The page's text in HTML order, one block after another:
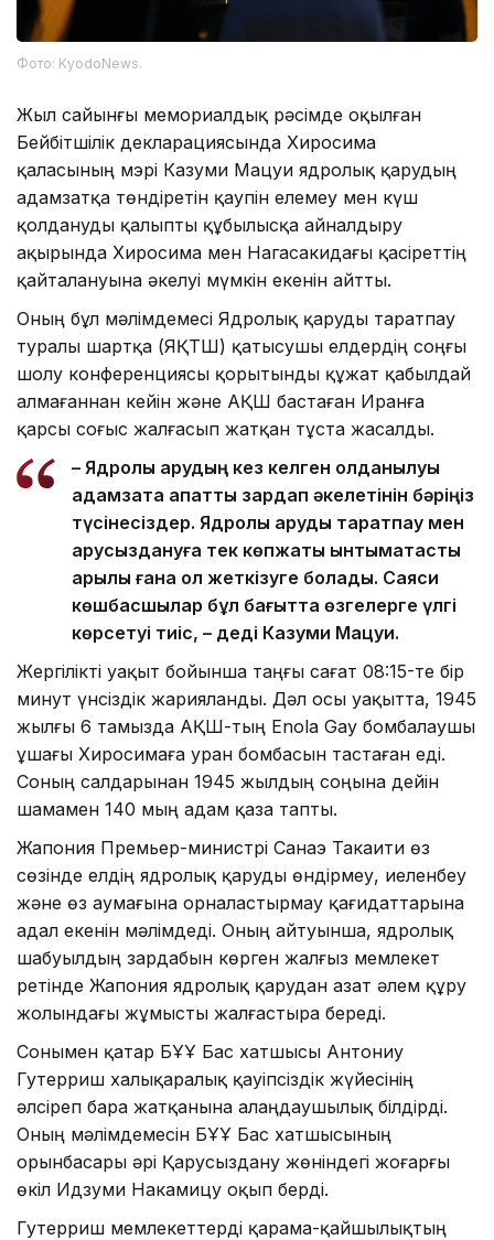
Фото: KyodoNews.
Жыл сайынғы мемориалдық рәсімде оқылған
Бейбітшілік декларациясында Хиросима
қаласының мэрі Казуми Мацуи ядролық қарудың
адамзатқа төндіретін қаупін елемеу мен күш
қолдануды қалыпты құбылысқа айналдыру
ақырында Хиросима мен Нагасакидағы қасіреттің
қайталануына әкелуі мүмкін екенін айтты.
Оның бұл мәлімдемесі Ядролық қаруды таратпау
туралы шартқа (ЯҚТШ) қатысушы елдердің соңғы
шолу конференциясы қорытынды құжат қабылдай
алмағаннан кейін және АҚШ бастаған Иранға
қарсы соғыс жалғасып жатқан тұста жасалды.
– Ядролық қарудың кез келген қолданылуы
адамзатқа апатты зардап әкелетінін бәріңіз
түсінесіздер. Ядролық қаруды таратпау мен
қарусыздануға тек көпжақты ынтымақтастық
арқылы ғана қол жеткізуге болады. Саяси
көшбасшылар бұл бағытта өзгелерге үлгі
көрсетуі тиіс, – деді Казуми Мацуи.
Жергілікті уақыт бойынша таңғы сағат 08:15-те бір
минут үнсіздік жарияланды. Дәл осы уақытта, 1945
жылғы 6 тамызда АҚШ-тың Enola Gay бомбалаушы
ұшағы Хиросимаға уран бомбасын тастаған еді.
Соның салдарынан 1945 жылдың соңына дейін
шамамен 140 мың адам қаза тапты.
Жапония Премьер-министрі Санаэ Такаити өз
сөзінде елдің ядролық қаруды өндірмеу, иеленбеу
және өз аумағына орналастырмау қағидаттарына
адал екенін мәлімдеді. Оның айтуынша, ядролық
шабуылдың зардабын көрген жалғыз мемлекет
ретінде Жапония ядролық қарудан азат әлем құру
жолындағы жұмысты жалғастыра береді.
Сонымен қатар БҰҰ Бас хатшысы Антониу
Гутерриш халықаралық қауіпсіздік жүйесінің
әлсіреп бара жатқанына алаңдаушылық білдірді.
Оның мәлімдемесін БҰҰ Бас хатшысының
орынбасары әрі Қарусыздану жөніндегі жоғарғы
өкіл Идзуми Накамицу оқып берді.
Гутерриш мемлекеттерді қарама-қайшылықтың